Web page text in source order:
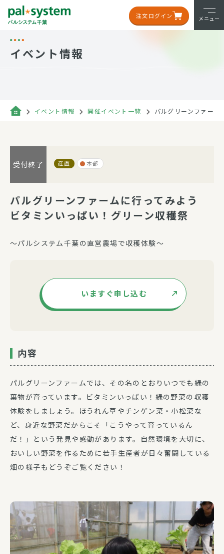
注文ログイン メニュー
イベント情報
イベント情報 開催イベント一覧 パルグリーンファー
受付終了 産直 本部
パルグリーンファームに行ってみよう
ビタミンいっぱい！グリーン収穫祭
～パルシステム千葉の直営農場で収穫体験～
いますぐ申し込む
内容
パルグリーンファームでは、その名のとおりいつでも緑の
葉物が育っています。ビタミンいっぱい！緑の野菜の収穫
体験をしましょう。ほうれん草やチンゲン菜・小松菜な
ど、身近な野菜だからこそ「こうやって育っているん
だ！」という発見や感動があります。自然環境を大切に、
おいしい野菜を作るために若手生産者が日々奮闘している
畑の様子もどうぞご覧ください！